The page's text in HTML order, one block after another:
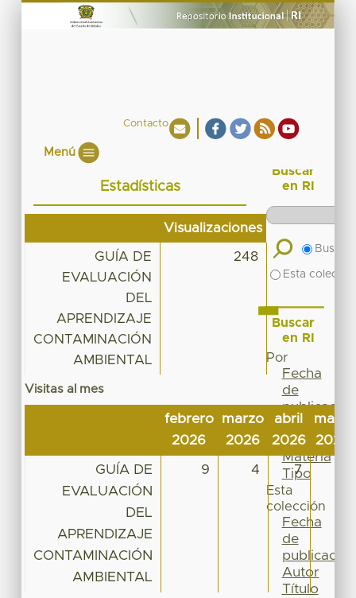
Contacto
Menú
Estadísticas
Visualizaciones
GUÍA DE
EVALUACIÓN
DEL
APRENDIZAJE
CONTAMINACIÓN
AMBIENTAL
248
Visitas al mes
febrero
2026
marzo
2026
abril
2026
mayo
2026
GUÍA DE
EVALUACIÓN
DEL
APRENDIZAJE
CONTAMINACIÓN
AMBIENTAL
9 4 7
Buscar
en RI
Buscar
Esta
Buscar
en RI
Por
Fecha
de
publicación
Autor
Título
Materia
Tipo
Esta
colección
Fecha
de
publicación
Autor
Título